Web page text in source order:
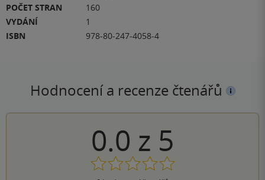
POČET STRAN
160
VYDÁNÍ
1
ISBN
978-80-247-4058-4
Hodnocení a recenze čtenářů
0.0 z 5